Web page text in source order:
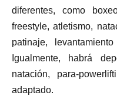
diferentes, como
freestyle, atletismo,
patinaje,
Igualmente, habrá
natación, para-
adaptado.